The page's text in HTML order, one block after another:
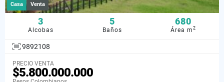
Casa Venta
3
Alcobas
5
Baños
680
Área m2
9892108
PRECIO VENTA
$5.800.000.000